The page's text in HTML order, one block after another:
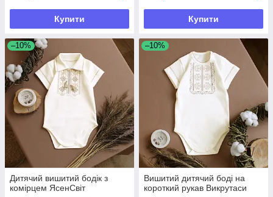
Купити Купити
–10%
Дитячий вишитий бодік з
комірцем ЯсенСвіт
–10%
Вишитий дитячий боді на
короткий рукав Викрутаси